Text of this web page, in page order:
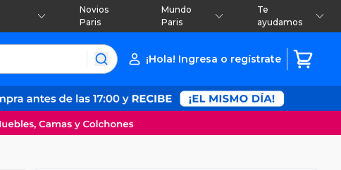
Novios
Paris
Mundo
Paris
Te
ayudamos
¡Hola! Ingresa o regístrate